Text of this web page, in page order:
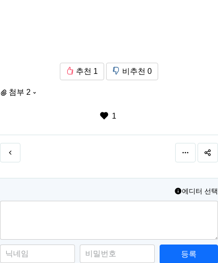
추천 1 비추천 0
첨부 2
1
에디터 선택
등록